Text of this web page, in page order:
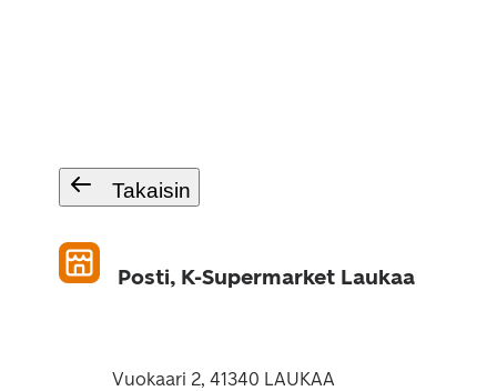
Takaisin
Posti, K-Supermarket Laukaa
Vuokaari 2, 41340 LAUKAA